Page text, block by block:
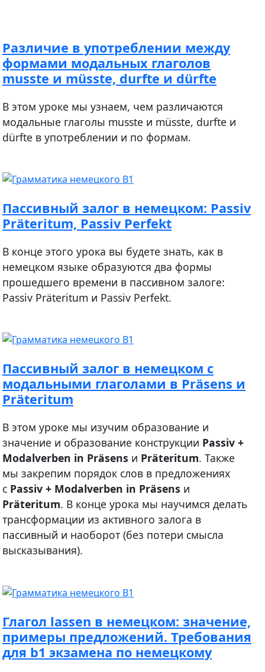
Различие в употреблении между
формами модальных глаголов
musste и müsste, durfte и dürfte
В этом уроке мы узнаем, чем различаются
модальные глаголы musste и müsste, durfte и
dürfte в употреблении и по формам.
Пассивный залог в немецком: Passiv
Präteritum, Passiv Perfekt
В конце этого урока вы будете знать, как в
немецком языке образуются два формы
прошедшего времени в пассивном залоге:
Passiv Präteritum и Passiv Perfekt.
Пассивный залог в немецком с
модальными глаголами в Präsens и
Präteritum
В этом уроке мы изучим образование и
значение и образование конструкции Passiv +
Modalverben in Präsens и Präteritum. Также
мы закрепим порядок слов в предложениях
с Passiv + Modalverben in Präsens и
Präteritum. В конце урока мы научимся делать
трансформации из активного залога в
пассивный и наоборот (без потери смысла
высказывания).
Глагол lassen в немецком: значение,
примеры предложений. Требования
для b1 экзамена по немецкому